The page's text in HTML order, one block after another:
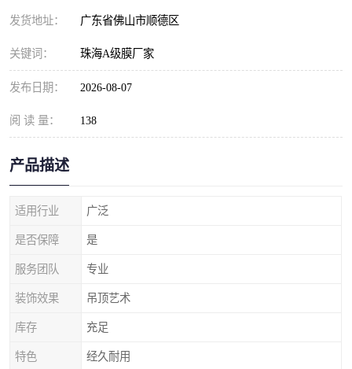
发货地址： 广东省佛山市顺德区
关键词： 珠海A级膜厂家
发布日期： 2026-08-07
阅 读 量： 138
产品描述
适用行业 广泛
是否保障 是
服务团队 专业
装饰效果 吊顶艺术
库存 充足
特色 经久耐用